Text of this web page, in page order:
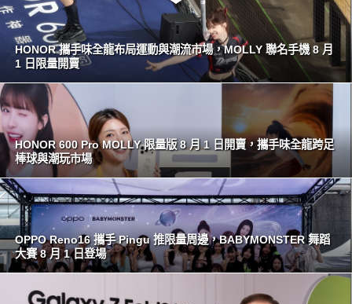
HONOR 攜手味全龍布局運動與潮流市場，MOLLY 聯名手機 8 月
1 日限量開賣
HONOR 600 Pro MOLLY 限量版 8 月 1 日開賣，攜手味全龍跨足
棒球與潮玩市場
OPPO Reno16 攜手 Pingu 推限量周邊，BABYMONSTER 舞蹈
大賽 8 月 1 日登場